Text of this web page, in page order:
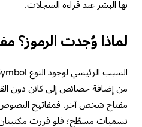
بها البشر عند قراءة السجلات.
لماذا وُجدت الرموز؟
من إضافة خصائص إلى كائن دون
مفتاح شخص آخر. فمفاتيح
تسميات مسطّح؛ فلو قررت مكتبتان